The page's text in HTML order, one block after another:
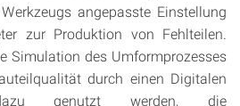
angepasste Einstellung
zur Produktion von Fehlteilen.
Simulation des Umformprozesses
durch einen Digitalen
genutzt werden, die